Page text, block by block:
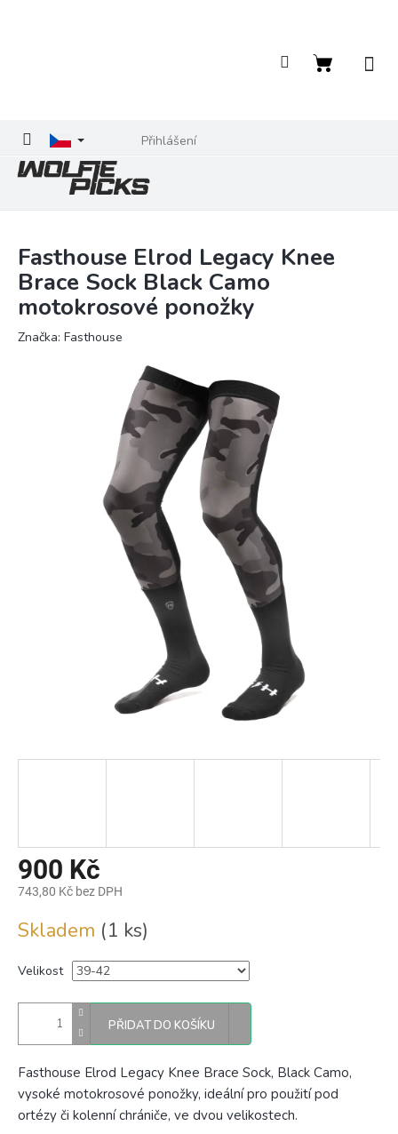
Přihlášení
Nákupní
Fasthouse Elrod Legacy Knee
Brace Sock Black Camo
motokrosové ponožky
Značka: Fasthouse
900 Kč
743,80 Kč bez DPH
cena:
Skladem (1 ks)
Velikost
PŘIDAT DO KOŠÍKU
Fasthouse Elrod Legacy Knee Brace Sock, Black Camo,
vysoké motokrosové ponožky, ideální pro použití pod
ortézy či kolenní chrániče, ve dvou velikostech.